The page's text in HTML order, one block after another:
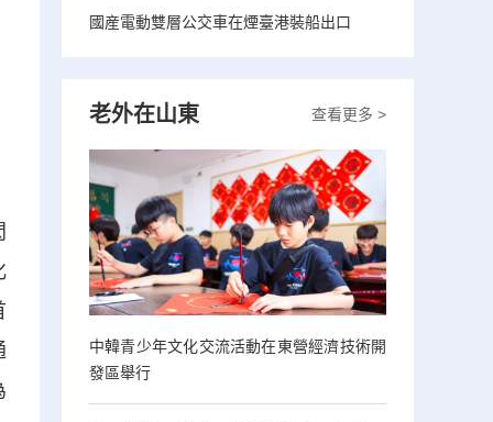
國産電動雙層公交車在煙臺港裝船出口
查看更多 >
老外在山東
中韓青少年文化交流活動在東營經濟技術開
發區舉行